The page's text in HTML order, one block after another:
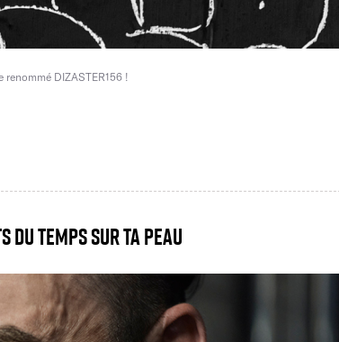
DIZASTER156 !
temps sur ta peau